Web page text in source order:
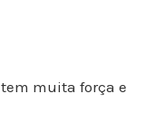
muita força e